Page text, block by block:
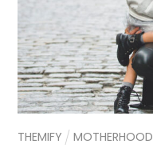
THEMIFY MOTHERHOOD